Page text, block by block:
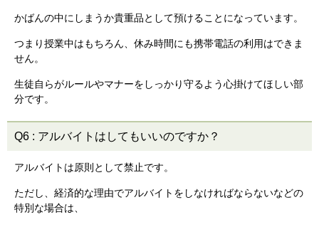
かばんの中にしまうか貴重品として預けることになっています。
つまり授業中はもちろん、休み時間にも携帯電話の利用はできま
せん。
生徒自らがルールやマナーをしっかり守るよう心掛けてほしい部
分です。
Q6 : アルバイトはしてもいいのですか？
アルバイトは原則として禁止です。
ただし、経済的な理由でアルバイトをしなければならないなどの
特別な場合は、